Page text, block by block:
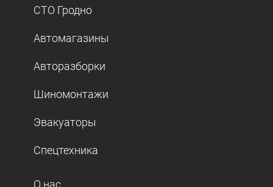
СТО Гродно
Автомагазины
Авторазборки
Шиномонтажи
Эвакуаторы
Спецтехника